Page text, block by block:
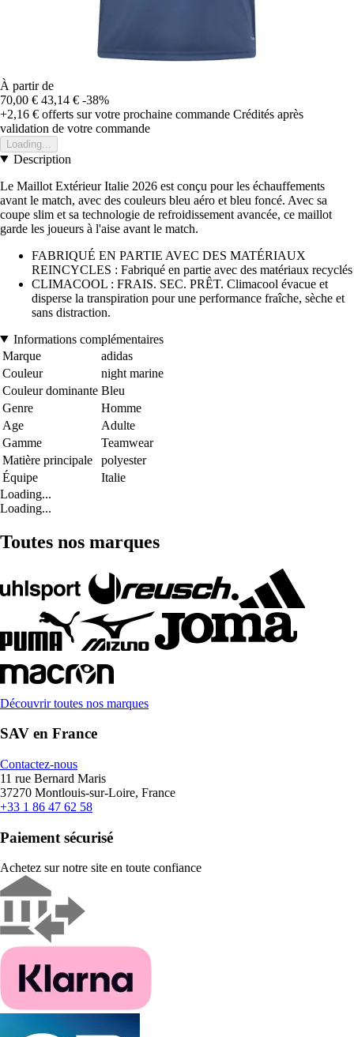
À partir de
70,00 € 43,14 € -38%
+2,16 € offerts sur votre prochaine commande Crédités après
validation de votre commande
Loading...
Description
Le Maillot Extérieur Italie 2026 est conçu pour les échauffements
avant le match, avec des couleurs bleu aéro et bleu foncé. Avec sa
coupe slim et sa technologie de refroidissement avancée, ce maillot
garde les joueurs à l'aise avant le match.
FABRIQUÉ EN PARTIE AVEC DES MATÉRIAUX
REINCYCLES : Fabriqué en partie avec des matériaux recyclés
CLIMACOOL : FRAIS. SEC. PRÊT. Climacool évacue et
disperse la transpiration pour une performance fraîche, sèche et
sans distraction.
Informations complémentaires
Marque
adidas
Couleur
night marine
Couleur dominante Bleu
Genre
Homme
Age
Adulte
Gamme
Teamwear
Matière principale
polyester
Équipe
Italie
Loading...
Loading...
Toutes nos marques
Découvrir toutes nos marques
SAV en France
Contactez-nous
11 rue Bernard Maris
37270 Montlouis-sur-Loire, France
+33 1 86 47 62 58
Paiement sécurisé
Achetez sur notre site en toute confiance